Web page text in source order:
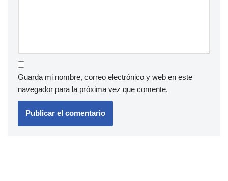
Guarda mi nombre, correo electrónico y web en este
navegador para la próxima vez que comente.